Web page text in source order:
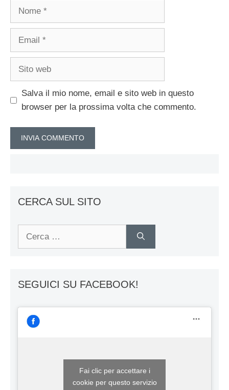
Nome
Email
Sito
Salva il mio nome, email e sito web in questo
browser per la prossima volta che commento.
CERCA SUL SITO
Ricerca
SEGUICI SU FACEBOOK!
Fai clic per accettare i
cookie per questo servizio